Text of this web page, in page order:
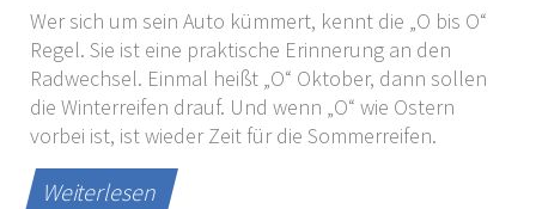
Wer sich um sein Auto kümmert, kennt die „O bis O“
Regel. Sie ist eine praktische Erinnerung an den
Radwechsel. Einmal heißt „O“ Oktober, dann sollen
die Winterreifen drauf. Und wenn „O“ wie Ostern
vorbei ist, ist wieder Zeit für die Sommerreifen.
Weiterlesen